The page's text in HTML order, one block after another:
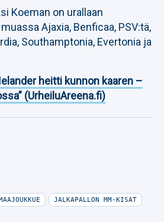
Koeman on urallaan
Ajaxia, Benficaa, PSV:tä,
Southamptonia, Evertonia ja
heitti kunnon kaaren –
(UrheiluAreena.fi)
JALKAPALLON MM-KISAT